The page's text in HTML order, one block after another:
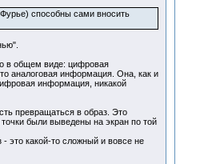
способны сами вносить
в общем виде: цифровая
аналоговая информация. Она, как и
информация, никакой
превращаться в образ. Это
были выведены на экран по той
это какой-то сложный и вовсе не